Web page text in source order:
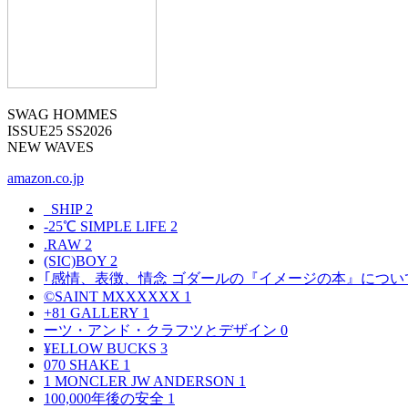
SWAG HOMMES
ISSUE25 SS2026
NEW WAVES
amazon.co.jp
_SHIP 2
-25℃ SIMPLE LIFE 2
.RAW 2
(SIC)BOY 2
｢感情、表徴、情念 ゴダールの『イメージの本』につ
©SAINT MXXXXXX 1
+81 GALLERY 1
ーツ・アンド・クラフツとデザイン 0
¥ELLOW BUCKS 3
070 SHAKE 1
1 MONCLER JW ANDERSON 1
100,000年後の安全 1